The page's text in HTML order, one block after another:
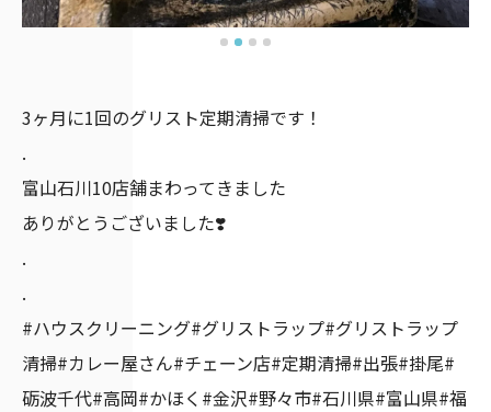
3ヶ月に1回のグリスト定期清掃です！
.
富山石川10店舗まわってきました
ありがとうございました❣️
.
.
#ハウスクリーニング#グリストラップ#グリストラップ
清掃#カレー屋さん#チェーン店#定期清掃#出張#掛尾#
砺波千代#高岡#かほく#金沢#野々市#石川県#富山県#福